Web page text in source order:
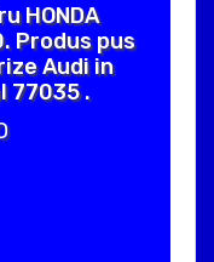
HONDA
Produs pus
Audi in
77035 .